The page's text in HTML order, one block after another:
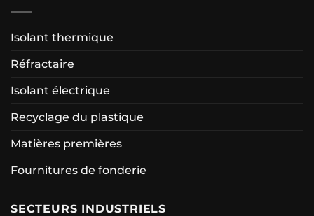
Isolant thermique
Réfractaire
Isolant électrique
Recyclage du plastique
Matières premières
Fournitures de fonderie
SECTEURS INDUSTRIELS